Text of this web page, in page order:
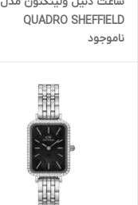
QUADRO SHEFFIELD
(زنانه)
ناموجود